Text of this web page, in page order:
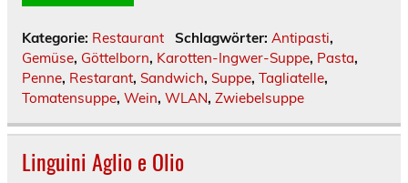
Kategorie: Restaurant Schlagwörter: Antipasti,
Gemüse, Göttelborn, Karotten-Ingwer-Suppe, Pasta,
Penne, Restarant, Sandwich, Suppe, Tagliatelle,
Tomatensuppe, Wein, WLAN, Zwiebelsuppe
Linguini Aglio e Olio